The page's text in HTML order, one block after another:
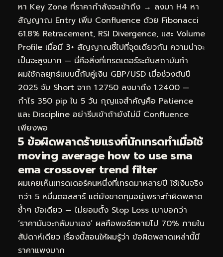
หา Key Zone ที่ราคากำลังจะเข้าถึง → ลงมา H4 หา
สัญญาณ Entry เพิ่ม Confluence ด้วย Fibonacci
61.8% Retracement, RSI Divergence, และ Volume
Profile เมื่อมี 3+ สัญญาณชี้ไปที่จุดเดียวกัน ความน่าจะ
เป็นจะสูงมาก — นี่คือสิ่งที่เทรดเดอร์ระดับสถาบันทำ
ผมใช้กลยุทธ์แบบนี้กับคู่เงิน GBP/USD เมื่อช่วงต้นปี
2025 จับ Short จาก 1.2750 ลงมาถึง 1.2400 —
กำไร 350 pip ใน 5 วัน กุญแจสำคัญคือ Patience
และ Discipline อย่ารีบเข้าถ้ายังไม่มี Confluence
เพียงพอ
5 ข้อผิดพลาดร้ายแรงที่นักเทรดทำเมื่อใช้
moving average how to use sma
ema crossover trend filter
ผมเคยเห็นเทรดเดอร์คนหนึ่งที่เทรดมาหลายปี ใช้เงินจริง
กว่า 5 หมื่นดอลลาร์ แต่ยังขาดทุนอยู่เพราะทำผิดพลาด
ซ้ำๆ ข้อเดียว — ไม่ยอมตั้ง Stop Loss เขาบอกว่า
‘ราคามันจะกลับมาเอง’ ผลคือพอร์ตหายไป 70% ภายใน
สัปดาห์เดียว เรื่องนี้สอนให้ผมรู้ว่า ข้อผิดพลาดเหล่านี้มี
ราคาแพงมาก